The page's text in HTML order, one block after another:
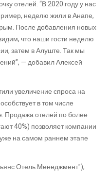
отелей. “В 2020 году у нас
неделю жили в Анапе,
После добавления новых
что наши гости неделю
затем в Алуште. Так мы
— добавил Алексей
увеличение спроса на
в том числе
Продажа отелей по более
40%) позволяет компании
на самом раннем этапе
Отель Менеджмент”),